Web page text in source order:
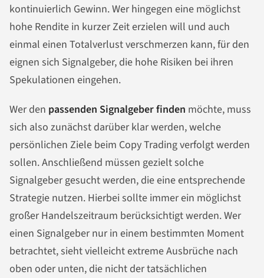
kontinuierlich Gewinn. Wer hingegen eine möglichst
hohe Rendite in kurzer Zeit erzielen will und auch
einmal einen Totalverlust verschmerzen kann, für den
eignen sich Signalgeber, die hohe Risiken bei ihren
Spekulationen eingehen.
Wer den passenden Signalgeber finden möchte, muss
sich also zunächst darüber klar werden, welche
persönlichen Ziele beim Copy Trading verfolgt werden
sollen. Anschließend müssen gezielt solche
Signalgeber gesucht werden, die eine entsprechende
Strategie nutzen. Hierbei sollte immer ein möglichst
großer Handelszeitraum berücksichtigt werden. Wer
einen Signalgeber nur in einem bestimmten Moment
betrachtet, sieht vielleicht extreme Ausbrüche nach
oben oder unten, die nicht der tatsächlichen